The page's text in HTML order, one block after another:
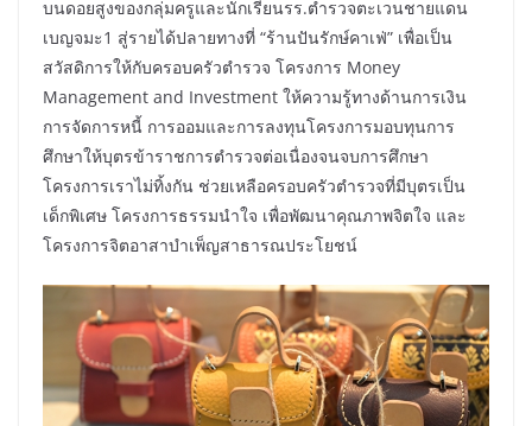
บนดอยสูงของกลุ่มครูและนักเรียนรร.ตำรวจตะเวนชายแดน
เบญจมะ1 สู่รายได้ปลายทางที่ “ร้านปันรักษ์คาเฟ่” เพื่อเป็น
สวัสดิการให้กับครอบครัวตำรวจ โครงการ Money
Management and Investment ให้ความรู้ทางด้านการเงิน
การจัดการหนี้ การออมและการลงทุนโครงการมอบทุนการ
ศึกษาให้บุตรข้าราชการตำรวจต่อเนื่องจนจบการศึกษา
โครงการเราไม่ทิ้งกัน ช่วยเหลือครอบครัวตำรวจที่มีบุตรเป็น
เด็กพิเศษ โครงการธรรมนำใจ เพื่อพัฒนาคุณภาพจิตใจ และ
โครงการจิตอาสาบำเพ็ญสาธารณประโยชน์